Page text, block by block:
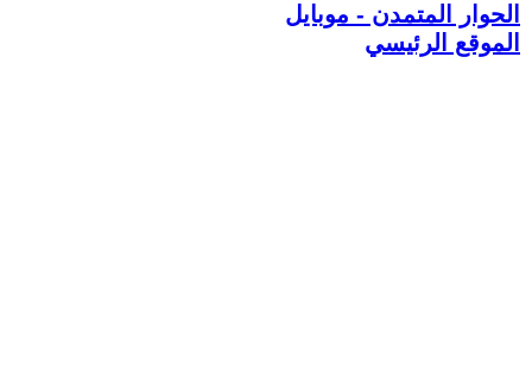
الحوار المتمدن - موبايل
الموقع الرئيسي